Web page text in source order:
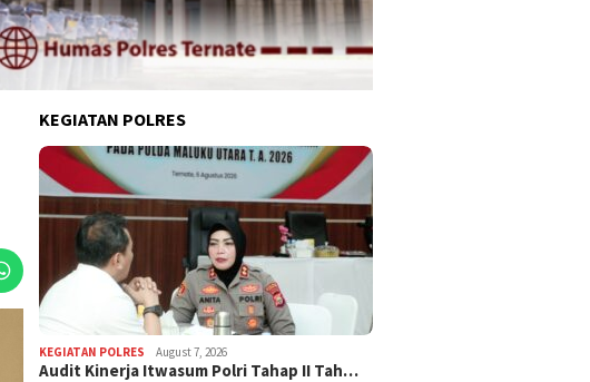
KEGIATAN POLRES
KEGIATAN POLRES August 7, 2026
Audit Kinerja Itwasum Polri Tahap II Tah…